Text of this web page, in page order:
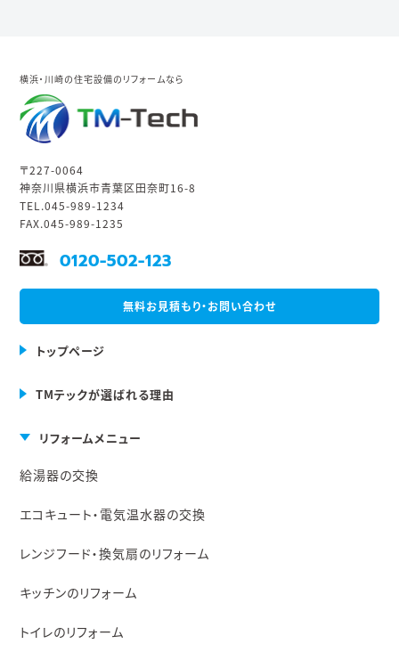
横浜・川崎の住宅設備のリフォームなら
〒227-0064
神奈川県横浜市青葉区田奈町16-8
TEL.045-989-1234
FAX.045-989-1235
0120-502-123
無料お見積もり・お問い合わせ
トップページ
TMテックが選ばれる理由
リフォームメニュー
給湯器の交換
エコキュート・電気温水器の交換
レンジフード・換気扇のリフォーム
キッチンのリフォーム
トイレのリフォーム